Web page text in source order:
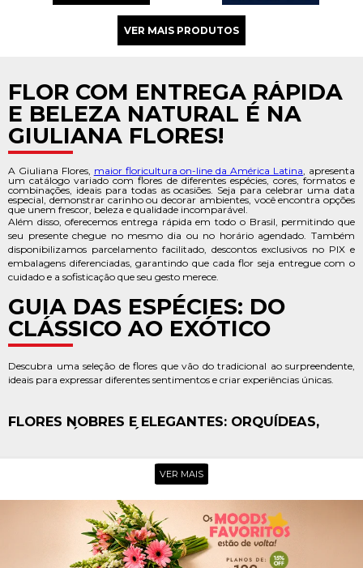
FLOR COM ENTREGA RÁPIDA
E BELEZA NATURAL É NA
GIULIANA FLORES!
A Giuliana Flores, maior floricultura on-line da América Latina , apresenta
um catálogo variado com flores de diferentes espécies, cores, formatos e
combinações, ideais para todas as ocasiões. Seja para celebrar uma data
especial, demonstrar carinho ou decorar ambientes, você encontra opções
que unem frescor, beleza e qualidade incomparável.
Além disso, oferecemos entrega rápida em todo o Brasil, permitindo que
seu presente chegue no mesmo dia ou no horário agendado. Também
disponibilizamos parcelamento facilitado, descontos exclusivos no PIX e
embalagens diferenciadas, garantindo que cada flor seja entregue com o
cuidado e a sofisticação que seu gesto merece.
GUIA DAS ESPÉCIES: DO
CLÁSSICO AO EXÓTICO
Descubra uma seleção de flores que vão do tradicional ao surpreendente,
ideais para expressar diferentes sentimentos e criar experiências únicas.
FLORES NOBRES E ELEGANTES: ORQUÍDEAS,
ASTROMÉLIAS E LÍRIOS
para ocasiões especiais, elas transmitem elegância, admiração e carinho
FLORES DO CAMPO E MIX DE FLORES: O
FRESCOR E AS CORES DA NATUREZA EM SUA
VER MAIS